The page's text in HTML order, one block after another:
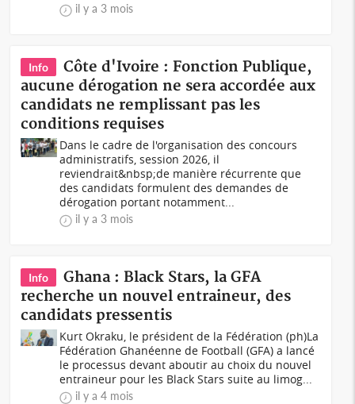
il y a 3 mois
Info
Côte d'Ivoire : Fonction Publique,
aucune dérogation ne sera accordée aux
candidats ne remplissant pas les
conditions requises
Dans le cadre de l'organisation des concours
administratifs, session 2026, il
reviendrait&nbsp;de manière récurrente que
des candidats formulent des demandes de
dérogation portant notamment...
il y a 3 mois
Info
Ghana : Black Stars, la GFA
recherche un nouvel entraineur, des
candidats pressentis
Kurt Okraku, le président de la Fédération (ph)La
Fédération Ghanéenne de Football (GFA) a lancé
le processus devant aboutir au choix du nouvel
entraineur pour les Black Stars suite au limog...
il y a 4 mois